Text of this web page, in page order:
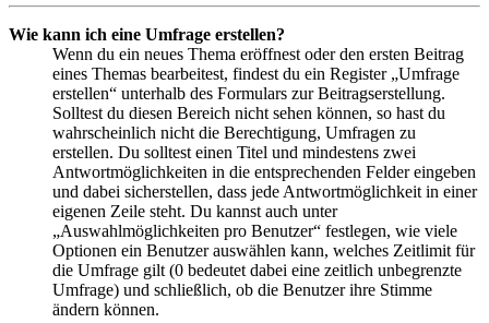
Wie kann ich eine Umfrage erstellen?
Wenn du ein neues Thema eröffnest oder den ersten Beitrag
eines Themas bearbeitest, findest du ein Register „Umfrage
erstellen“ unterhalb des Formulars zur Beitragserstellung.
Solltest du diesen Bereich nicht sehen können, so hast du
wahrscheinlich nicht die Berechtigung, Umfragen zu
erstellen. Du solltest einen Titel und mindestens zwei
Antwortmöglichkeiten in die entsprechenden Felder eingeben
und dabei sicherstellen, dass jede Antwortmöglichkeit in einer
eigenen Zeile steht. Du kannst auch unter
„Auswahlmöglichkeiten pro Benutzer“ festlegen, wie viele
Optionen ein Benutzer auswählen kann, welches Zeitlimit für
die Umfrage gilt (0 bedeutet dabei eine zeitlich unbegrenzte
Umfrage) und schließlich, ob die Benutzer ihre Stimme
ändern können.